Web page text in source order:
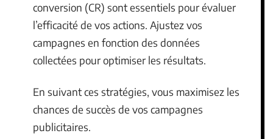
conversion (CR) sont essentiels pour évaluer
l’efficacité de vos actions. Ajustez vos
campagnes en fonction des données
collectées pour optimiser les résultats.
En suivant ces stratégies, vous maximisez les
chances de succès de vos campagnes
publicitaires.